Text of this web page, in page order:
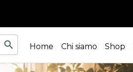
search Home Chi siamo Shop